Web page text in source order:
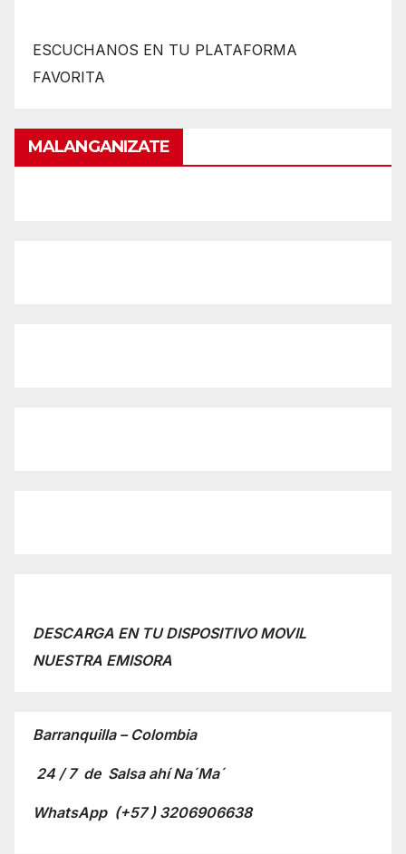
ESCUCHANOS EN TU PLATAFORMA
FAVORITA
MALANGANIZATE
DESCARGA EN TU DISPOSITIVO MOVIL
NUESTRA EMISORA
Barranquilla – Colombia
24 / 7 de Salsa ahí Na´Ma´
WhatsApp (+57 ) 3206906638